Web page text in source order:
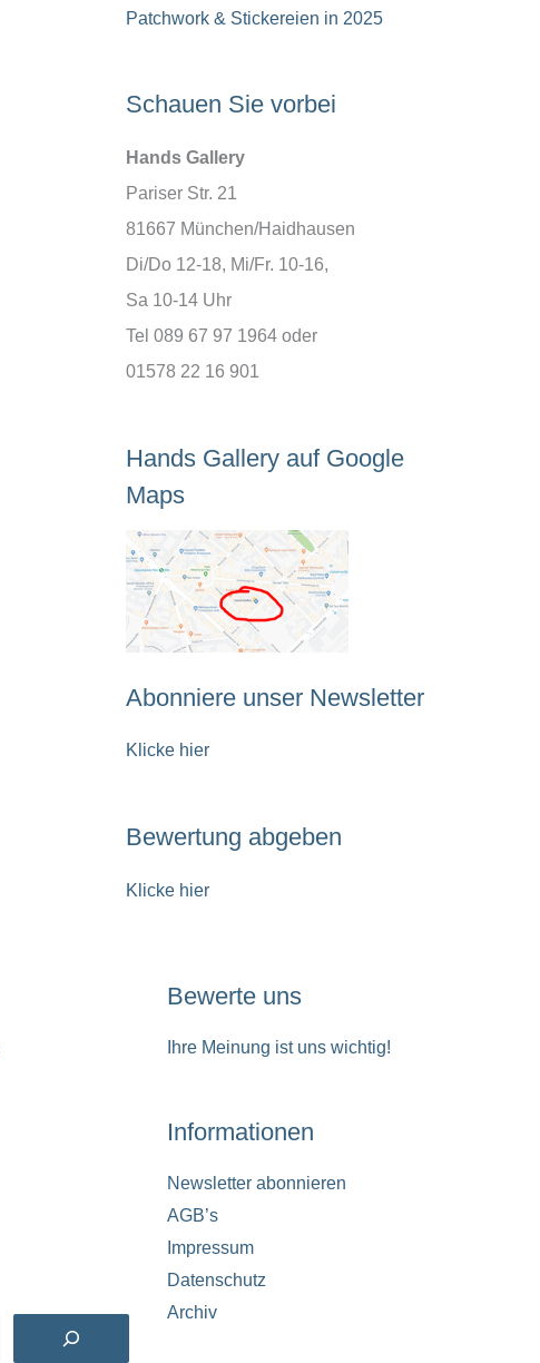
Patchwork & Stickereien in 2025
Schauen Sie vorbei
Hands Gallery
Pariser Str. 21
81667 München/Haidhausen
Di/Do 12-18, Mi/Fr. 10-16,
Sa 10-14 Uhr
Tel 089 67 97 1964 oder
01578 22 16 901
Hands Gallery auf Google
Maps
Abonniere unser Newsletter
Klicke hier
Bewertung abgeben
Klicke hier
Bewerte uns
Ihre Meinung ist uns wichtig!
Informationen
Newsletter abonnieren
AGB’s
Impressum
Datenschutz
Archiv